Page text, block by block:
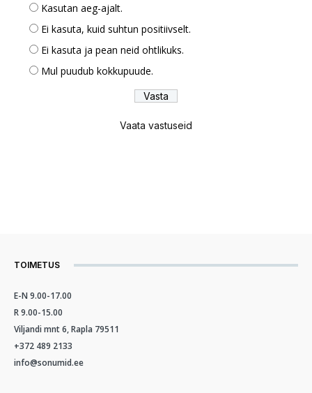
Kasutan aeg-ajalt.
Ei kasuta, kuid suhtun positiivselt.
Ei kasuta ja pean neid ohtlikuks.
Mul puudub kokkupuude.
Vaata vastuseid
TOIMETUS
E-N 9.00-17.00
R 9.00-15.00
Viljandi mnt 6, Rapla 79511
+372 489 2133
info@sonumid.ee